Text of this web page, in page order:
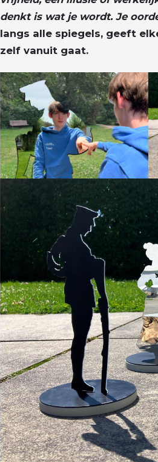
denkt is wat je wordt. Je
langs alle spiegels, geeft
zelf vanuit gaat.